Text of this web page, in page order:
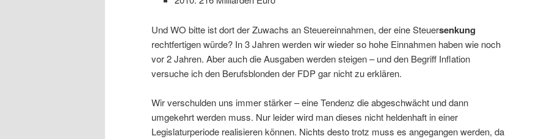
Und WO bitte ist dort der Zuwachs an Steuereinnahmen, der eine Steuersenkung
rechtfertigen würde? In 3 Jahren werden wir wieder so hohe Einnahmen haben wie noch
vor 2 Jahren. Aber auch die Ausgaben werden steigen – und den Begriff Inflation
versuche ich den Berufsblonden der FDP gar nicht zu erklären.
Wir verschulden uns immer stärker – eine Tendenz die abgeschwächt und dann
umgekehrt werden muss. Nur leider wird man dieses nicht heldenhaft in einer
Legislaturperiode realisieren können. Nichts desto trotz muss es angegangen werden, da